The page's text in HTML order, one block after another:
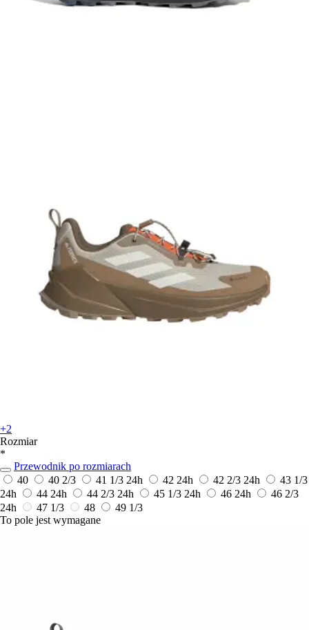
+2
Rozmiar
*
Przewodnik po rozmiarach
40
40 2/3 41 1/3 24h 42 24h 42 2/3 24h
43 1/3
24h
44 24h 44 2/3 24h 45 1/3 24h 46 24h
46 2/3
24h
47 1/3 48
49 1/3
To pole jest wymagane